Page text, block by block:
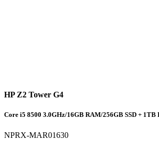
HP Z2 Tower G4
Core i5 8500 3.0GHz/16GB RAM/256GB SSD + 1TB
NPRX-MAR01630